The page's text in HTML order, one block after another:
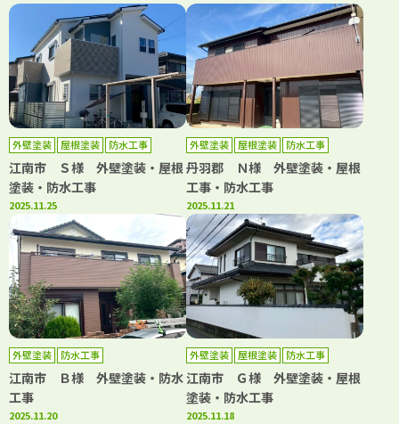
外壁塗装 屋根塗装 防水工事
江南市 Ｓ様 外壁塗装・屋根
塗装・防水工事
2025.11.25
外壁塗装 屋根塗装 防水工事
丹羽郡 Ｎ様 外壁塗装・屋根
工事・防水工事
2025.11.21
外壁塗装 防水工事
江南市 Ｂ様 外壁塗装・防水
工事
2025.11.20
外壁塗装 屋根塗装 防水工事
江南市 Ｇ様 外壁塗装・屋根
塗装・防水工事
2025.11.18